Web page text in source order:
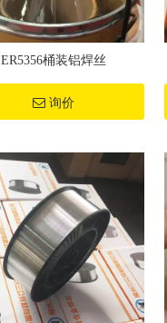
ER5356桶装铝焊丝
询价